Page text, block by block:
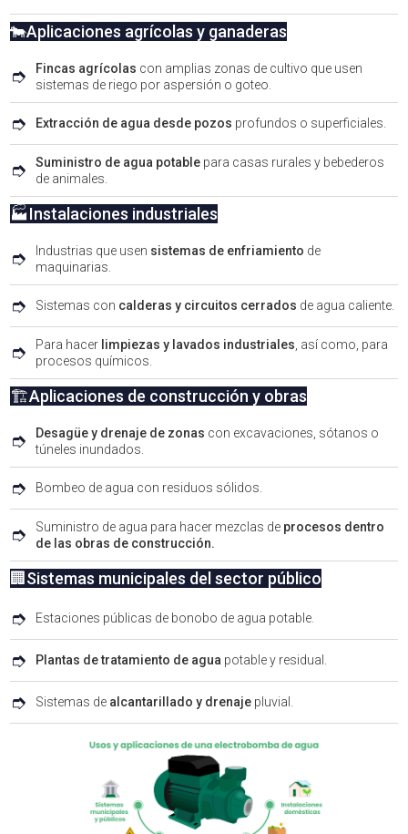
🐄Aplicaciones agrícolas y ganaderas
➮ Fincas agrícolas con amplias zonas de cultivo que usen
sistemas de riego por aspersión o goteo.
➮ Extracción de agua desde pozos profundos o superficiales.
➮ Suministro de agua potable para casas rurales y bebederos
de animales.
🏭Instalaciones industriales
➮ Industrias que usen sistemas de enfriamiento de
maquinarias.
➮ Sistemas con calderas y circuitos cerrados de agua caliente.
➮ Para hacer limpiezas y lavados industriales , así como, para
procesos químicos.
🏗️Aplicaciones de construcción y obras
➮ Desagüe y drenaje de zonas con excavaciones, sótanos o
túneles inundados.
➮ Bombeo de agua con residuos sólidos.
➮ Suministro de agua para hacer mezclas de procesos dentro
de las obras de construcción.
🏢Sistemas municipales del sector público
➮ Estaciones públicas de bonobo de agua potable.
➮ Plantas de tratamiento de agua potable y residual.
➮ Sistemas de alcantarillado y drenaje pluvial.